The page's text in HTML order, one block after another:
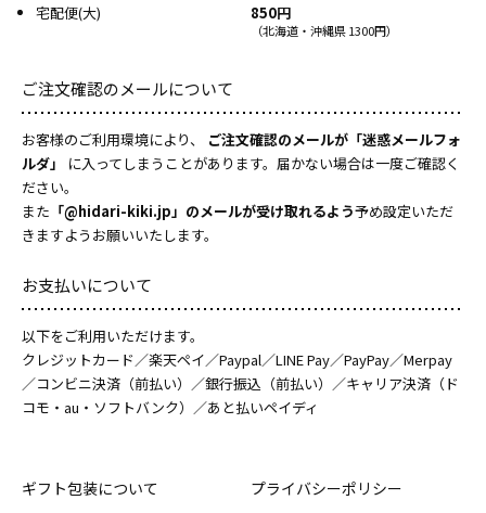
宅配便(大) 850円
（北海道・沖縄県 1300円）
ご注文確認のメールについて
お客様のご利用環境により、
ご注文確認のメールが「迷惑メールフォ
ルダ」
に入ってしまうことがあります。届かない場合は一度ご確認く
ださい。
また 「@hidari-kiki.jp」のメールが受け取れるよう予め設定いただ
きますようお願いいたします。
お支払いについて
以下をご利用いただけます。
クレジットカード／楽天ペイ／Paypal／LINE Pay／PayPay／Merpay
／コンビニ決済（前払い）／銀行振込（前払い）／キャリア決済（ド
コモ・au・ソフトバンク）／あと払いペイディ
ギフト包装について
プライバシーポリシー